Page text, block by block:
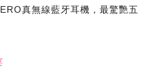
真無線藍牙耳機，最驚艷五